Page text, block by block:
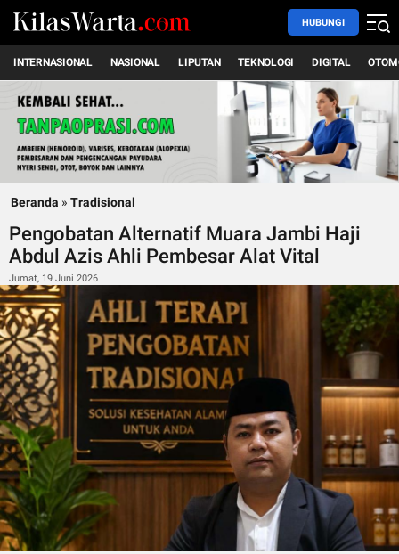
HUBUNGI
INTERNASIONAL NASIONAL LIPUTAN TEKNOLOGI DIGITAL
Beranda » Tradisional
Pengobatan Alternatif Muara Jambi Haji
Abdul Azis Ahli Pembesar Alat Vital
Jumat, 19 Juni 2026